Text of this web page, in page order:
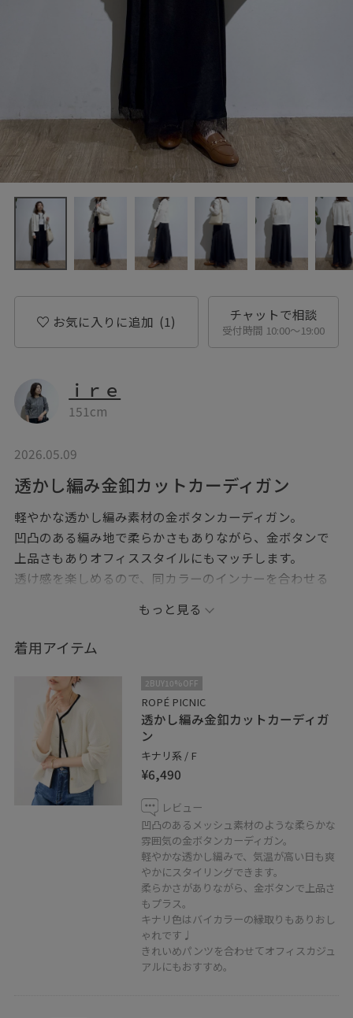
お気に入りに追加 (1) チャットで相談
受付時間 10:00〜19:00
ｉｒｅ
151cm
2026.05.09
透かし編み金釦カットカーディガン
軽やかな透かし編み素材の金ボタンカーディガン。
凹凸のある編み地で柔らかさもありながら、金ボタンで
上品さもありオフィススタイルにもマッチします。
透け感を楽しめるので、同カラーのインナーを合わせる
長過ぎない丈感なので低身長の方にも安心、ワイドパン
ツやフレアスカートなどボリュームあるボトムスにもバ
ランス良く着用できます。
低身長の方、下半身が気になる…
同じ悩みをお持ちの方へ
おすすめのスタイリングを紹介しています。
♡マークをタップすると
いつでもお気に入り一覧からチェックできます。
もっと見る
着用アイテム
2BUY10%OFF
ROPÉ PICNIC
透かし編み金釦カットカーディガ
ン
キナリ系 / F
¥6,490
レビュー
凹凸のあるメッシュ素材のような柔らかな
雰囲気の金ボタンカーディガン。
軽やかな透かし編みで、気温が高い日も爽
やかにスタイリングできます。
柔らかさがありながら、金ボタンで上品さ
もプラス。
キナリ色はバイカラーの縁取りもありおし
ゃれです♩
きれいめパンツを合わせてオフィスカジュ
アルにもおすすめ。